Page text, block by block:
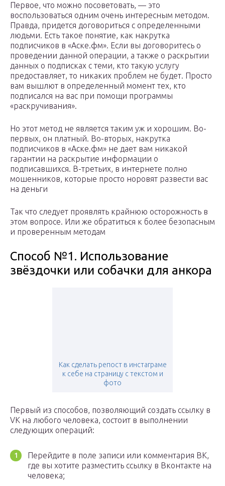
Первое, что можно посоветовать, — это
воспользоваться одним очень интересным методом.
Правда, придется договориться с определенными
людьми. Есть такое понятие, как накрутка
подписчиков в «Аске.фм». Если вы договоритесь о
проведении данной операции, а также о раскрытии
данных о подписках с теми, кто такую услугу
предоставляет, то никаких проблем не будет. Просто
вам вышлют в определенный момент тех, кто
подписался на вас при помощи программы
«раскручивания».
Но этот метод не является таким уж и хорошим. Во-
первых, он платный. Во-вторых, накрутка
подписчиков в «Аске.фм» не дает вам никакой
гарантии на раскрытие информации о
подписавшихся. В-третьих, в интернете полно
мошенников, которые просто норовят развести вас
на деньги
Так что следует проявлять крайнюю осторожность в
этом вопросе. Или же обратиться к более безопасным
и проверенным методам
Способ №1. Использование
звёздочки или собачки для анкора
Как сделать репост в инстаграме
к себе на страницу с текстом и
фото
Первый из способов, позволяющий создать ссылку в
VK на любого человека, состоит в выполнении
следующих операций:
Перейдите в поле записи или комментария ВК,
где вы хотите разместить ссылку в Вконтакте на
человека;